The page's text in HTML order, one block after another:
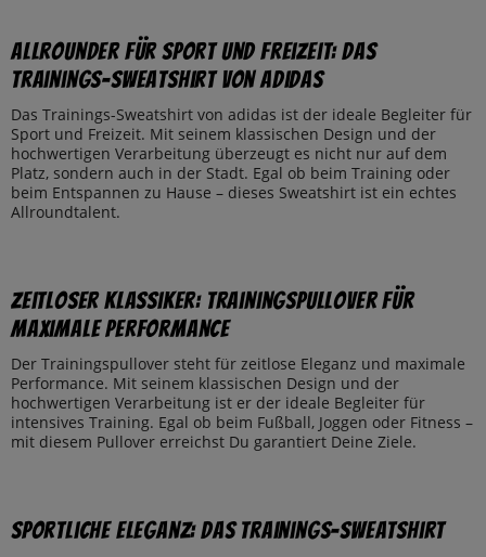
Allrounder für Sport und Freizeit: Das
Trainings-Sweatshirt von adidas
Das Trainings-Sweatshirt von adidas ist der ideale Begleiter für
Sport und Freizeit. Mit seinem klassischen Design und der
hochwertigen Verarbeitung überzeugt es nicht nur auf dem
Platz, sondern auch in der Stadt. Egal ob beim Training oder
beim Entspannen zu Hause – dieses Sweatshirt ist ein echtes
Allroundtalent.
Zeitloser Klassiker: Trainingspullover für
maximale Performance
Der Trainingspullover steht für zeitlose Eleganz und maximale
Performance. Mit seinem klassischen Design und der
hochwertigen Verarbeitung ist er der ideale Begleiter für
intensives Training. Egal ob beim Fußball, Joggen oder Fitness –
mit diesem Pullover erreichst Du garantiert Deine Ziele.
Sportliche Eleganz: Das Trainings-Sweatshirt